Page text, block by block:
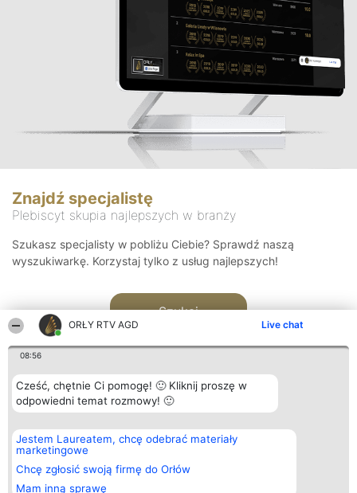
ORŁY RTV AGD Live chat
08:56
Cześć, chętnie Ci pomogę! 🙂 Kliknij proszę w
odpowiedni temat rozmowy! 🙂
Jestem Laureatem, chcę odebrać materiały
marketingowe
Chcę zgłosić swoją firmę do Orłów
Mam inną sprawę
Znajdź specjalistę
Plebiscyt skupia najlepszych w branży
Szukasz specjalisty w pobliżu Ciebie? Sprawdź naszą
wyszukiwarkę. Korzystaj tylko z usług najlepszych!
Szukaj
Organizator plebiscytu
Bright Side Solutions sp. z o.
o. sp. k.
ul. Ruska 22
Wrocław 50-079
KRS 0000749100 | Regon
Plebiscyt
Laureaci
wszystkich
Laureatów
Kontakt
Kontakt